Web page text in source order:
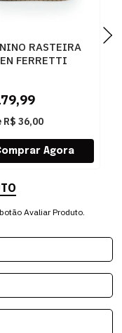
RASTEIRA
FERRETTI
R$ 36,00
Avaliar Produto.